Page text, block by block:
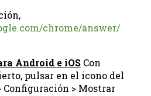
chrome/answer/
Android e iOSCon
pulsar en el icono del
Configuración > Mostrar